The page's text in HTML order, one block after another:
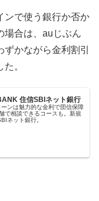
ンで使う銀行か否か
場合は、auじぶん
かながら金利割引
。
住信SBIネット銀行
ンは魅力的な金利で団信保障
で相談できるコースも。新規
ネット銀行。